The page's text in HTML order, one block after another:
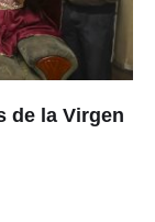
de la Virgen